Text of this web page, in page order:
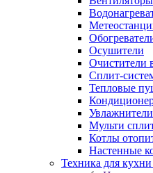
Осушители
Очистители
Сплит-
Тепловые
Увлажнители
Мульти
Котлы
Настенные
Техника для кухни